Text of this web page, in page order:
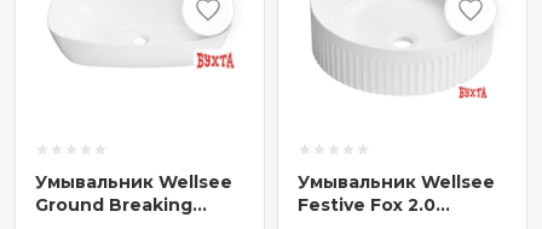
Умывальник Wellsee
Ground Breaking
Умывальник Wellsee
Festive Fox 2.0